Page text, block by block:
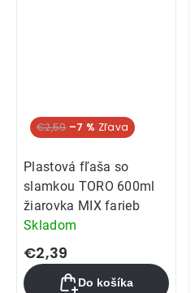
€2,59 –7 %
Plastová fľaša so
slamkou TORO 600ml
žiarovka MIX farieb
Skladom
€2,39
Do košíka